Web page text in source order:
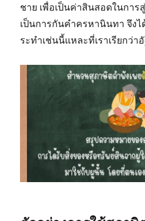
ชาย เพื่อเป็นค่าสินสอดในกา
เป็นการกันคำครหานินทา จึง
ระทำเช่นนี้แหละที่เราเรียกว่า